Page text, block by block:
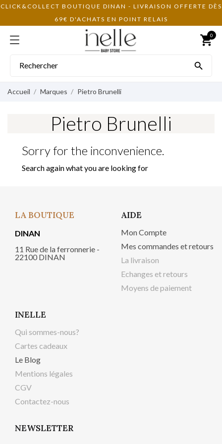
CLICK&COLLECT BOUTIQUE DINAN - LIVRAISON OFFERTE DÈS
69€ D'ACHATS EN POINT RELAIS
shopping_cart
0

Accueil Marques Pietro Brunelli
Pietro Brunelli
Sorry for the inconvenience.
Search again what you are looking for
LA BOUTIQUE
DINAN
11 Rue de la ferronnerie -
22100 DINAN
AIDE
Mon Compte
Mes commandes et retours
La livraison
Echanges et retours
Moyens de paiement
INELLE
Qui sommes-nous?
Cartes cadeaux
Le Blog
Mentions légales
CGV
Contactez-nous
NEWSLETTER